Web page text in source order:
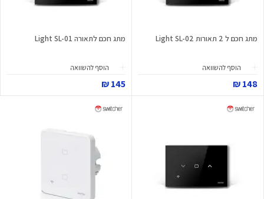
מתג חכם ל 2 תאורות Light SL-02
הוסף להשוואה
148 ₪
מתג חכם לתאורה Light SL-01
הוסף להשוואה
145 ₪